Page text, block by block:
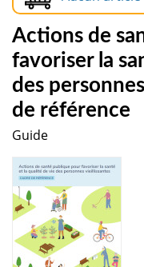
Actions de
favoriser la
des
de référence
Guide